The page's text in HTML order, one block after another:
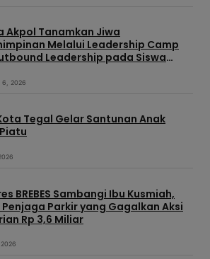
Akpol Tanamkan Jiwa
Melalui Leadership Camp
Leadership pada Siswa
6, 2026
Tegal Gelar Santunan Anak
BREBES Sambangi Ibu Kusmiah,
Parkir yang Gagalkan Aksi
Rp 3,6 Miliar